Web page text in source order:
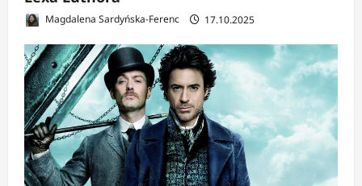
Magdalena Sardyńska-Ferenc 17.10.2025